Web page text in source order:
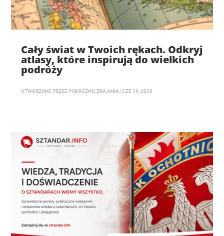
Cały świat w Twoich rękach. Odkryj
atlasy, które inspirują do wielkich
podróży
UTWORZONE PRZEZ PODRÓŻNICZKA ANIA |CZE 19, 2026